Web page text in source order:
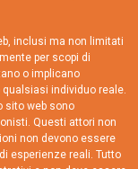
inclusi ma non limitati
per scopi di
o implicano
individuo reale.
sito web sono
Questi attori non
non devono essere
esperienze reali. Tutto